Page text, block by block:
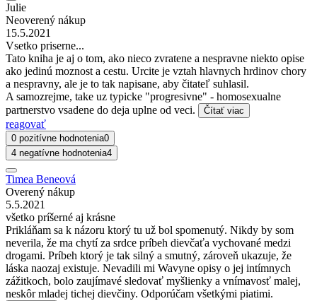
Julie
Neoverený nákup
15.5.2021
Vsetko priserne...
Tato kniha je aj o tom, ako nieco zvratene a nespravne niekto opise
ako jedinú moznost a cestu. Urcite je vztah hlavnych hrdinov chory
a nespravny, ale je to tak napisane, aby čitateľ suhlasil.
A samozrejme, take uz typicke "progresivne" - homosexualne
partnerstvo vsadene do deja uplne od veci.
Čítať viac
reagovať
0 pozitívne hodnotenia0
4 negatívne hodnotenia4
Timea Beneová
Overený nákup
5.5.2021
všetko príšerné aj krásne
Prikláňam sa k názoru ktorý tu už bol spomenutý. Nikdy by som
neverila, že ma chytí za srdce príbeh dievčaťa vychované medzi
drogami. Príbeh ktorý je tak silný a smutný, zároveň ukazuje, že
láska naozaj existuje. Nevadili mi Wavyne opisy o jej intímnych
zážitkoch, bolo zaujímavé sledovať myšlienky a vnímavosť malej,
neskôr mladej tichej dievčiny. Odporúčam všetkými piatimi.